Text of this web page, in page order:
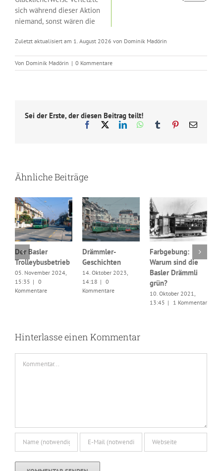
sich während dieser Aktion
niemand, sonst wären die
Zuletzt aktualisiert am 1. August 2026 von Dominik Madörin
Von Dominik Madörin | 0 Kommentare
Sei der Erste, der diesen Beitrag teilt!
Facebook LinkedInWhatsApp
Tumblr Pinterest
E-
Ähnliche Beiträge
Der Basler
Trolleybusbetrieb
05. November 2024,
15:35 | 0
Kommentare
Drämmler-
Geschichten
14. Oktober 2023,
14:18 | 0
Kommentare
Farbgebung:
Warum sind die
Basler Drämmli
grün?
10. Oktober 2021,
13:45 | 1 Kommentar
Hinterlasse einen Kommentar